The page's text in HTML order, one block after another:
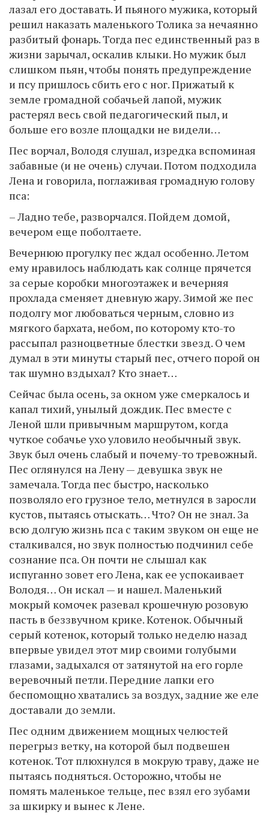
лазал его доставать. И пьяного мужика, который
решил наказать маленького Толика за нечаянно
разбитый фонарь. Тогда пес единственный раз в
жизни зарычал, оскалив клыки. Но мужик был
слишком пьян, чтобы понять предупреждение
и псу пришлось сбить его с ног. Прижатый к
земле громадной собачьей лапой, мужик
растерял весь свой педагогический пыл, и
больше его возле площадки не видели…
Пес ворчал, Володя слушал, изредка вспоминая
забавные (и не очень) случаи. Потом подходила
Лена и говорила, поглаживая громадную голову
пса:
– Ладно тебе, разворчался. Пойдем домой,
вечером еще поболтаете.
Вечернюю прогулку пес ждал особенно. Летом
ему нравилось наблюдать как солнце прячется
за серые коробки многоэтажек и вечерняя
прохлада сменяет дневную жару. Зимой же пес
подолгу мог любоваться черным, словно из
мягкого бархата, небом, по которому кто-то
рассыпал разноцветные блестки звезд. О чем
думал в эти минуты старый пес, отчего порой он
так шумно вздыхал? Кто знает…
Сейчас была осень, за окном уже смеркалось и
капал тихий, унылый дождик. Пес вместе с
Леной шли привычным маршрутом, когда
чуткое собачье ухо уловило необычный звук.
Звук был очень слабый и почему-то тревожный.
Пес оглянулся на Лену — девушка звук не
замечала. Тогда пес быстро, насколько
позволяло его грузное тело, метнулся в заросли
кустов, пытаясь отыскать… Что? Он не знал. За
всю долгую жизнь пса с таким звуком он еще не
сталкивался, но звук полностью подчинил себе
сознание пса. Он почти не слышал как
испуганно зовет его Лена, как ее успокаивает
Володя… Он искал — и нашел. Маленький
мокрый комочек разевал крошечную розовую
пасть в беззвучном крике. Котенок. Обычный
серый котенок, который только неделю назад
впервые увидел этот мир своими голубыми
глазами, задыхался от затянутой на его горле
веревочный петли. Передние лапки его
беспомощно хватались за воздух, задние же еле
доставали до земли.
Пес одним движением мощных челюстей
перегрыз ветку, на которой был подвешен
котенок. Тот плюхнулся в мокрую траву, даже не
пытаясь подняться. Осторожно, чтобы не
помять маленькое тельце, пес взял его зубами
за шкирку и вынес к Лене.